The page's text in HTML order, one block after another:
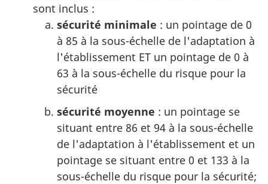
sont inclus :
sécurité minimale : un pointage de 0
à 85 à la sous-échelle de l'adaptation à
l'établissement ET un pointage de 0 à
63 à la sous-échelle du risque pour la
sécurité
sécurité moyenne : un pointage se
situant entre 86 et 94 à la sous-échelle
de l'adaptation à l'établissement et un
pointage se situant entre 0 et 133 à la
sous-échelle du risque pour la sécurité;